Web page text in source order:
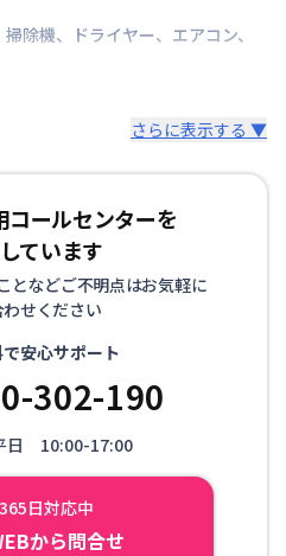
掃除機、 ドライヤー、 エアコン、
さらに表示する ▼
コールセンターを
ています
となどご不明点はお気軽に
せください
安心サポート
302-190
日 10:00-17:00
日対応中
から問合せ